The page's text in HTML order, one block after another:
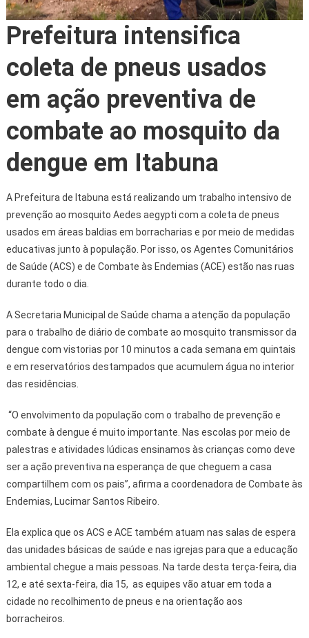
Prefeitura intensifica
coleta de pneus usados
em ação preventiva de
combate ao mosquito da
dengue em Itabuna
A Prefeitura de Itabuna está realizando um trabalho intensivo de
prevenção ao mosquito Aedes aegypti com a coleta de pneus
usados em áreas baldias em borracharias e por meio de medidas
educativas junto à população. Por isso, os Agentes Comunitários
de Saúde (ACS) e de Combate às Endemias (ACE) estão nas ruas
durante todo o dia.
A Secretaria Municipal de Saúde chama a atenção da população
para o trabalho de diário de combate ao mosquito transmissor da
dengue com vistorias por 10 minutos a cada semana em quintais
e em reservatórios destampados que acumulem água no interior
das residências.
“O envolvimento da população com o trabalho de prevenção e
combate à dengue é muito importante. Nas escolas por meio de
palestras e atividades lúdicas ensinamos às crianças como deve
ser a ação preventiva na esperança de que cheguem a casa
compartilhem com os pais”, afirma a coordenadora de Combate às
Endemias, Lucimar Santos Ribeiro.
Ela explica que os ACS e ACE também atuam nas salas de espera
das unidades básicas de saúde e nas igrejas para que a educação
ambiental chegue a mais pessoas. Na tarde desta terça-feira, dia
12, e até sexta-feira, dia 15, as equipes vão atuar em toda a
cidade no recolhimento de pneus e na orientação aos
borracheiros.